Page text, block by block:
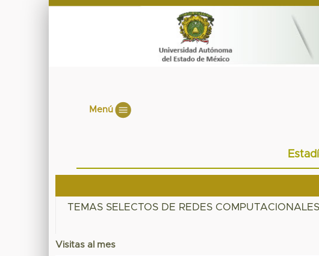
Menú
TEMAS SELECTOS DE REDES
Visitas al mes